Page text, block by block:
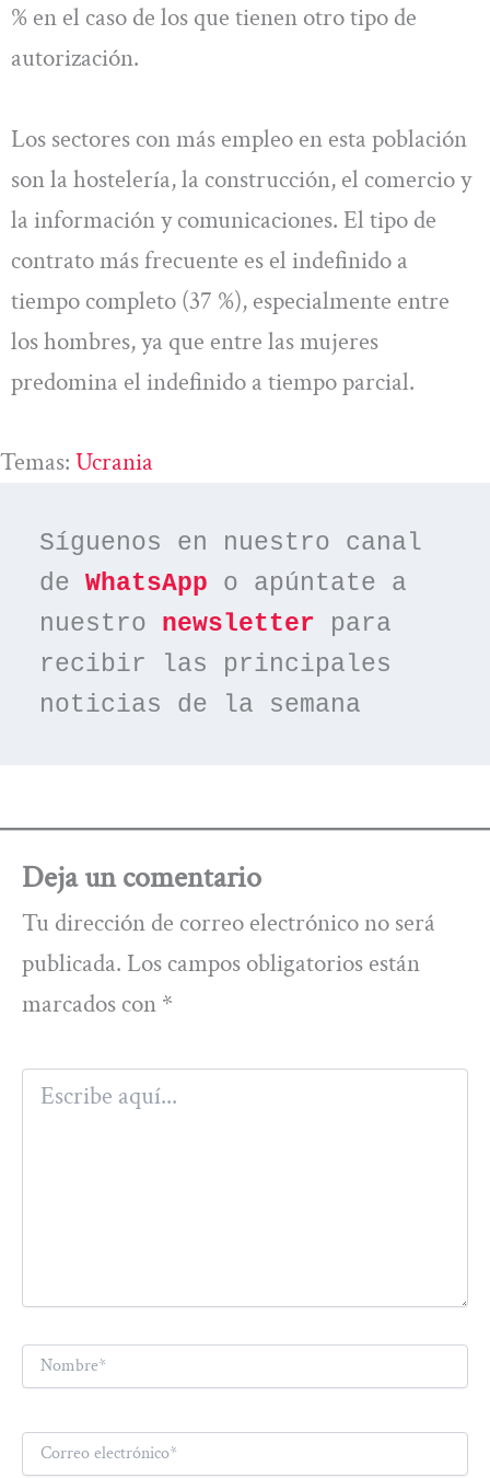
% en el caso de los que tienen otro tipo de
autorización.
Los sectores con más empleo en esta población
son la hostelería, la construcción, el comercio y
la información y comunicaciones. El tipo de
contrato más frecuente es el indefinido a
tiempo completo (37 %), especialmente entre
los hombres, ya que entre las mujeres
predomina el indefinido a tiempo parcial.
Temas: Ucrania
Síguenos en nuestro canal
de WhatsApp o apúntate a
nuestro newsletter para
recibir las principales
noticias de la semana
Deja un comentario
Tu dirección de correo electrónico no será
publicada. Los campos obligatorios están
marcados con *
Escribe
aquí...
Nombre*
Correo
electrónico*